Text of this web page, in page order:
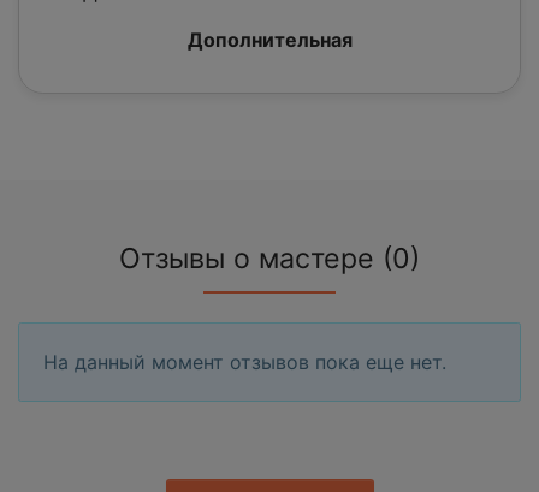
Дополнительная
Отзывы о мастере (0)
На данный момент отзывов пока еще нет.